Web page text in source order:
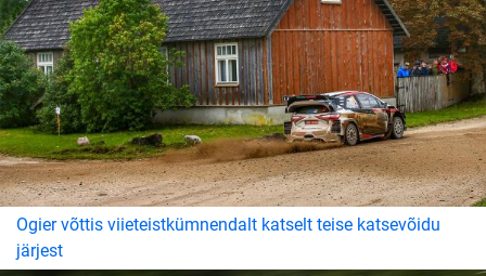
Ogier võttis viieteistkümnendalt katselt teise katsevõidu
järjest